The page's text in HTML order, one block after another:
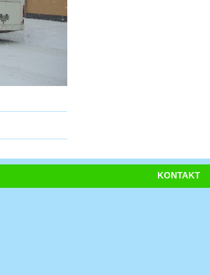
KONTAKT